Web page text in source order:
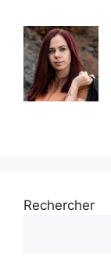
Rechercher